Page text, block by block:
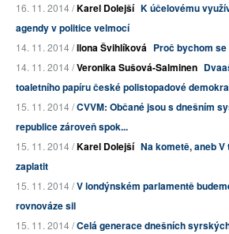
16. 11. 2014 /Karel Dolejší K účelovému
agendy v politice velmocí
14. 11. 2014 /Ilona Švihlíková Proč bychom se
14. 11. 2014 /Veronika Sušová-Salminen
toaletního papíru české polistopadové
15. 11. 2014 /CVVM: Občané jsou s dnešním
republice zároveň spok...
15. 11. 2014 /Karel Dolejší Na kometě, aneb
zaplatit
15. 11. 2014 /V londýnském parlamentě
rovnováze sil
15. 11. 2014 /Celá generace dnešních